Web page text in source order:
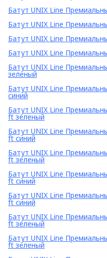
Батут UNIX Line
Батут UNIX Line
Батут UNIX Line
Батут UNIX Line
Батут UNIX Line
зеленый
Батут UNIX Line
синий
Батут UNIX Line
ft зеленый
Батут UNIX Line
ft синий
Батут UNIX Line
ft зеленый
Батут UNIX Line
ft синий
Батут UNIX Line
ft синий
Батут UNIX Line
ft зеленый
Батут UNIX Line
ft зеленый